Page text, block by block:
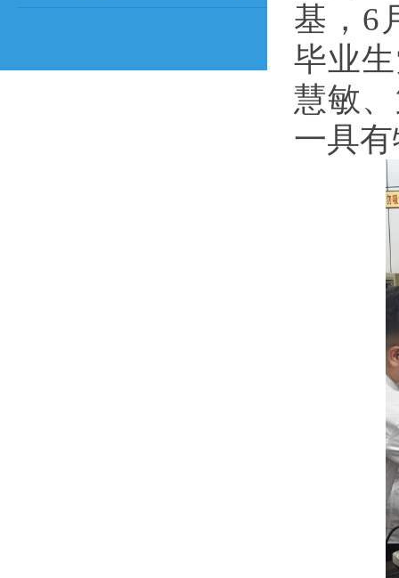
基，6
毕业
慧敏
一具